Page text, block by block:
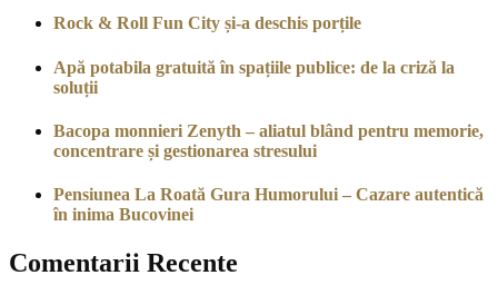
Rock & Roll Fun City și-a deschis porțile
Apă potabila gratuită în spațiile publice: de la criză la
soluții
Bacopa monnieri Zenyth – aliatul blând pentru memorie,
concentrare și gestionarea stresului
Pensiunea La Roată Gura Humorului – Cazare autentică
în inima Bucovinei
Comentarii Recente